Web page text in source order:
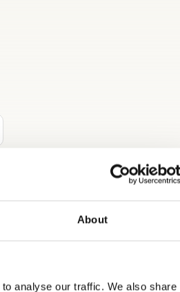
About
analyse our traffic. We also share